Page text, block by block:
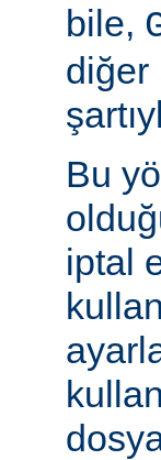
bile,
diğer
Bu
iptal